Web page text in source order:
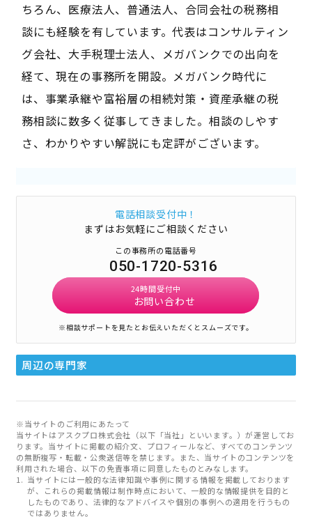
ちろん、医療法人、普通法人、合同会社の税務相
談にも経験を有しています。代表はコンサルティン
グ会社、大手税理士法人、メガバンクでの出向を
経て、現在の事務所を開設。メガバンク時代に
は、事業承継や富裕層の相続対策・資産承継の税
務相談に数多く従事してきました。相談のしやす
さ、わかりやすい解説にも定評がございます。
電話相談受付中！
まずはお気軽にご相談ください
この事務所の電話番号
050-1720-5316
24時間受付中
お問い合わせ
※相談サポートを見たとお伝えいただくとスムーズです。
周辺の専門家
※当サイトのご利用にあたって
当サイトはアスクプロ株式会社（以下「当社」といいます。）が運営してお
ります。当サイトに掲載の紹介文、プロフィールなど、すべてのコンテンツ
の無断複写・転載・公衆送信等を禁じます。また、当サイトのコンテンツを
利用された場合、以下の免責事項に同意したものとみなします。
当サイトには一般的な法律知識や事例に関する情報を掲載しております
が、これらの掲載情報は制作時点において、一般的な情報提供を目的と
したものであり、法律的なアドバイスや個別の事例への適用を行うもの
ではありません。